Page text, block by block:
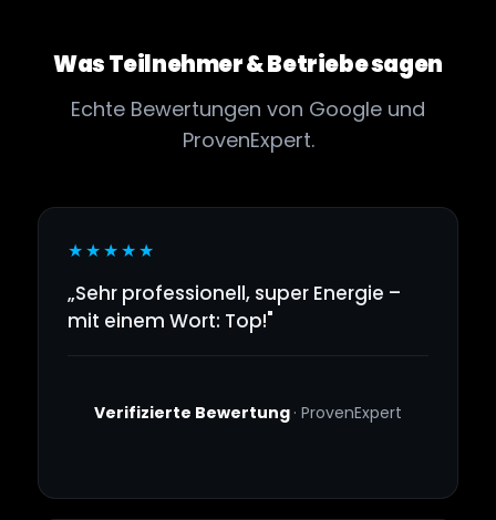
Was Teilnehmer & Betriebe sagen
Echte Bewertungen von Google und
ProvenExpert.
★★★★★
„Sehr professionell, super Energie –
mit einem Wort: Top!"
Verifizierte Bewertung · ProvenExpert